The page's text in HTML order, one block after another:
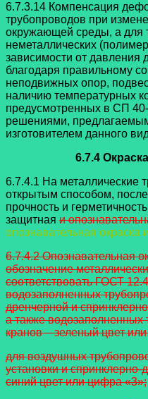
6.7.3.14 Компенсация
трубопроводов при
окружающей среды, а для
неметаллических
зависимости от давления
благодаря правильному
неподвижных опор,
наличию температурных
предусмотренных в СП
решениями,
изготовителем данного
6.7.4
6.7.4.1 На металлические
открытым способом,
прочность и
защитная и
опознавательная
6.7.4.2 Опознавательная
обозначение
соответствовать ГОСТ
водозаполненных
дренчерной и
а также
кранов – зеленый цвет
для воздушных
установки и
синий цвет или цифра «3»;